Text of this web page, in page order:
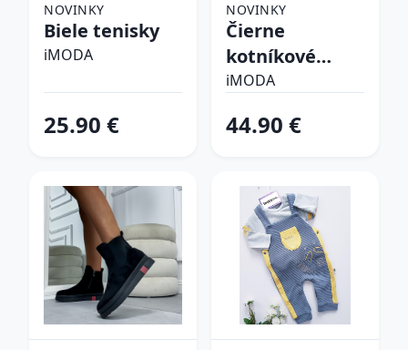
NOVINKY
Biele tenisky
iMODA
25.90 €
NOVINKY
Čierne
kotníkové
čižmy
iMODA
44.90 €